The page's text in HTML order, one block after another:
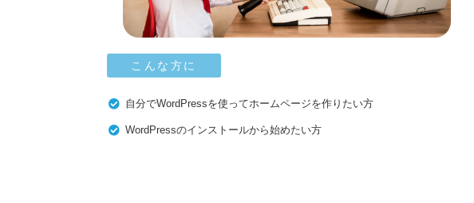
こんな方に
自分でWordPressを使ってホームページを作りたい方
WordPressのインストールから始めたい方